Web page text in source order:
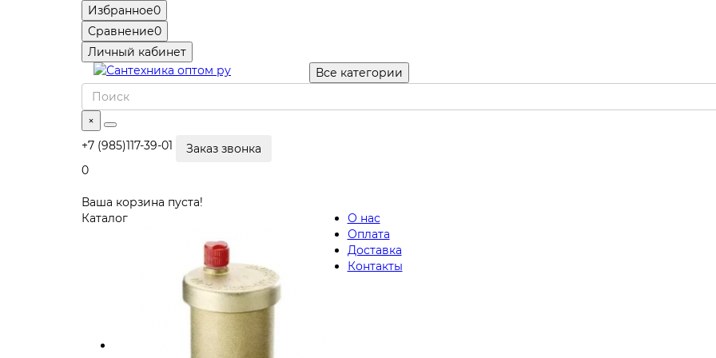
Избранное0
Сравнение0
Личный кабинет
Все категории
×
+7 (985)117-39-01
Заказ звонка
0
Ваша корзина пуста!
Каталог
О нас
Оплата
Доставка
Контакты